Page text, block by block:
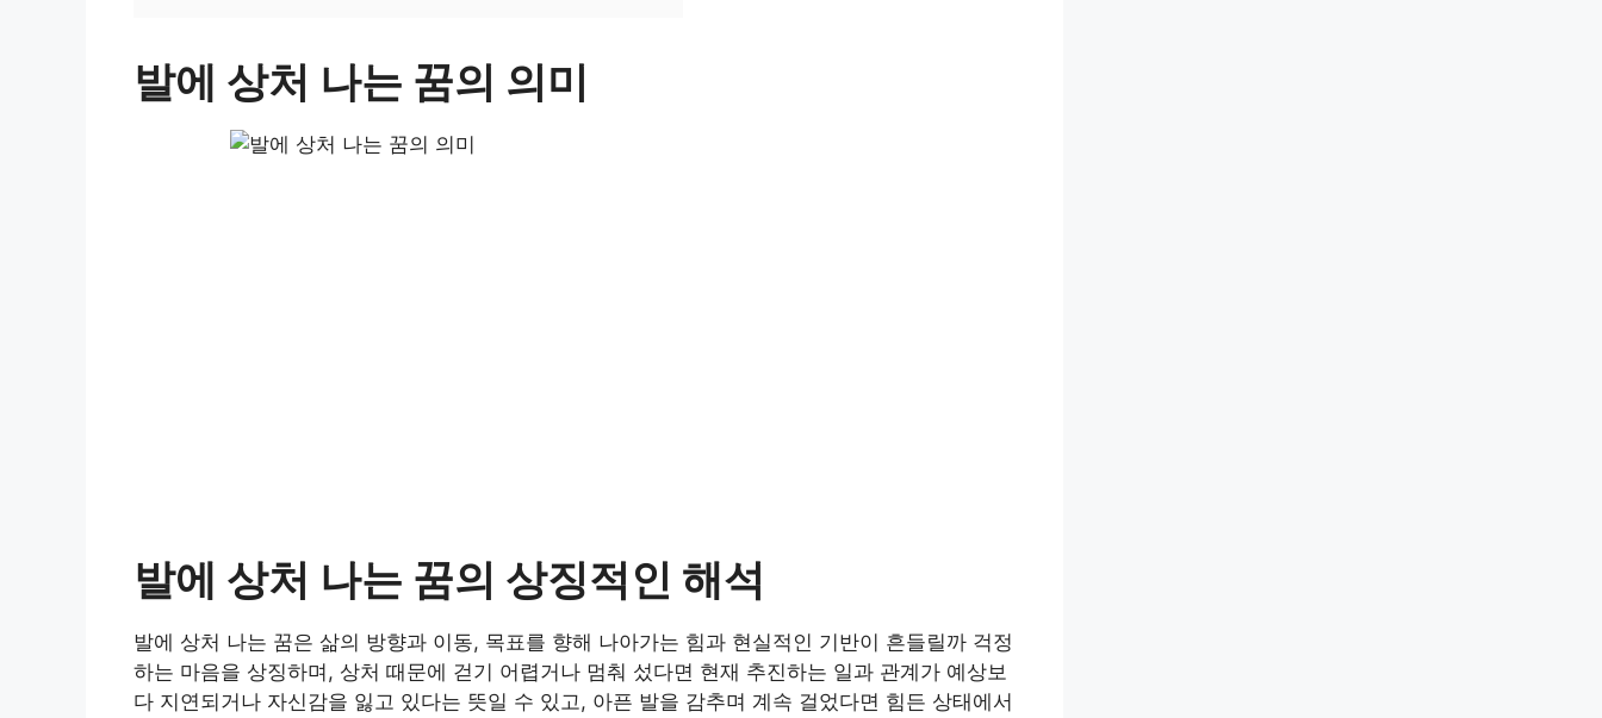
발에 상처 나는 꿈의 의미
발에 상처 나는 꿈의 상징적인 해석
발에 상처 나는 꿈은 삶의 방향과 이동, 목표를 향해 나아가는 힘과 현실적인 기반이 흔들릴까 걱정
하는 마음을 상징하며, 상처 때문에 걷기 어렵거나 멈춰 섰다면 현재 추진하는 일과 관계가 예상보
다 지연되거나 자신감을 잃고 있다는 뜻일 수 있고, 아픈 발을 감추며 계속 걸었다면 힘든 상태에서